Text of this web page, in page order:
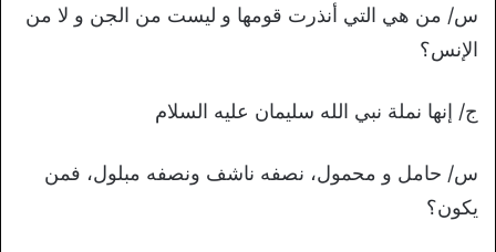
س/ من هي التي أنذرت قومها و ليست من الجن و لا من
الإنس؟
ج/ إنها نملة نبي الله سليمان عليه السلام
س/ حامل و محمول، نصفه ناشف ونصفه مبلول، فمن
يكون؟